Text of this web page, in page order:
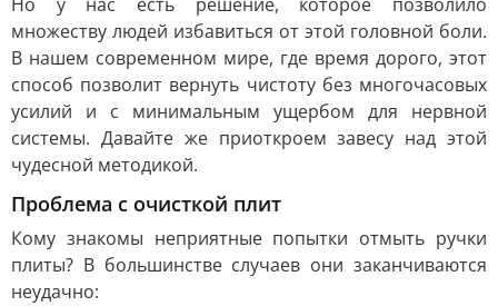
множеству людей избавиться от этой головной боли.
В нашем современном мире, где время дорого, этот
способ позволит вернуть чистоту без многочасовых
усилий и с минимальным ущербом для нервной
системы. Давайте же приоткроем завесу над этой
чудесной методикой.
Проблема с очисткой плит
Кому знакомы неприятные попытки отмыть ручки
плиты? В большинстве случаев они заканчиваются
неудачно: